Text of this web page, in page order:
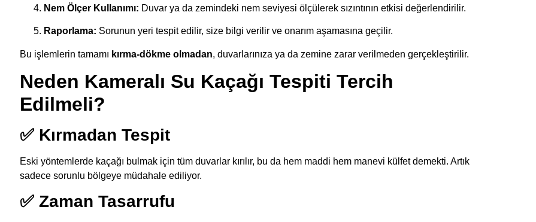
Nem Ölçer Kullanımı: Duvar ya da zemindeki nem seviyesi ölçülerek sızıntının etkisi değerlendirilir.
Raporlama: Sorunun yeri tespit edilir, size bilgi verilir ve onarım aşamasına geçilir.
Bu işlemlerin tamamı kırma-dökme olmadan, duvarlarınıza ya da zemine zarar verilmeden gerçekleştirilir.
Neden Kameralı Su Kaçağı Tespiti Tercih
Edilmeli?
✅ Kırmadan Tespit
Eski yöntemlerde kaçağı bulmak için tüm duvarlar kırılır, bu da hem maddi hem manevi külfet demekti. Artık
sadece sorunlu bölgeye müdahale ediliyor.
✅ Zaman Tasarrufu